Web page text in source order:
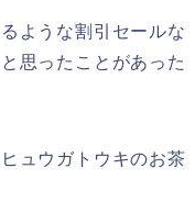
ような割引セールな
思ったことがあった
ュウガトウキのお茶